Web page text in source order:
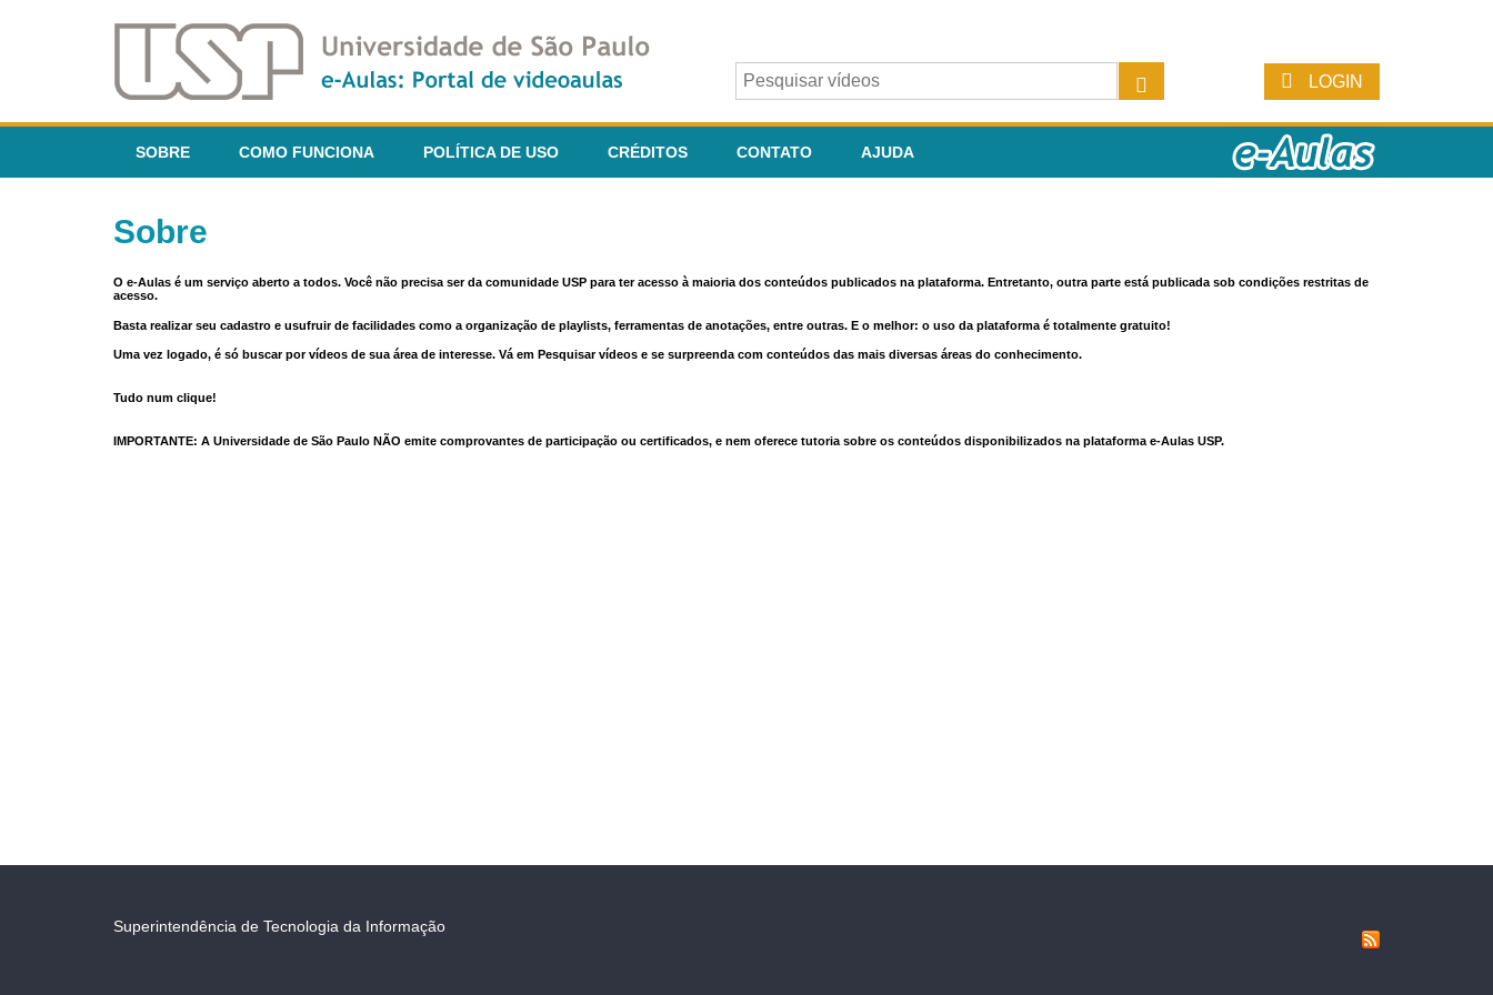
LOGIN
SOBRE COMO FUNCIONA POLÍTICA DE USO CRÉDITOS CONTATO AJUDA
Sobre
O e-Aulas é um serviço aberto a todos. Você não precisa ser da comunidade USP para ter acesso à maioria dos conteúdos publicados na plataforma. Entretanto, outra parte está publicada sob condições restritas de
acesso.
Basta realizar seu cadastro e usufruir de facilidades como a organização de playlists, ferramentas de anotações, entre outras. E o melhor: o uso da plataforma é totalmente gratuito!
Uma vez logado, é só buscar por vídeos de sua área de interesse. Vá em Pesquisar vídeos e se surpreenda com conteúdos das mais diversas áreas do conhecimento.
Tudo num clique!
IMPORTANTE: A Universidade de São Paulo NÃO emite comprovantes de participação ou certificados, e nem oferece tutoria sobre os conteúdos disponibilizados na plataforma e-Aulas USP.
Superintendência de Tecnologia da Informação